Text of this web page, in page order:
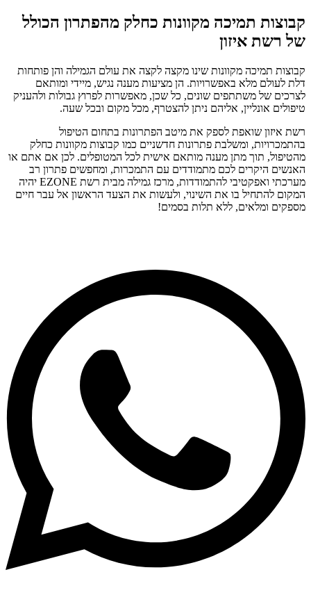
קבוצות תמיכה מקוונות כחלק מהפתרון הכולל
של רשת איזון
קבוצות תמיכה מקוונות שינו מקצה לקצה את עולם הגמילה והן פותחות
דלת לעולם מלא באפשרויות. הן מציעות מענה נגיש, מיידי ומותאם
לצרכים של משתתפים שונים, כל שכן, מאפשרות לפרוץ גבולות ולהעניק
טיפולים אונליין, אליהם ניתן להצטרף, מכל מקום ובכל שעה.
רשת איזון שואפת לספק את מיטב הפתרונות בתחום הטיפול
בהתמכרויות, ומשלבת פתרונות חדשניים כמו קבוצות מקוונות כחלק
מהטיפול, תוך מתן מענה מותאם אישית לכל המטופלים. לכן אם אתם או
האנשים היקרים לכם מתמודדים עם התמכרות, ומחפשים פתרון רב
מערכתי ואפקטיבי להתמודדות, מרכז גמילה מבית רשת EZONE יהיה
המקום להתחיל בו את השינוי, ולעשות את הצעד הראשון אל עבר חיים
מספקים ומלאים, ללא תלות בסמים!